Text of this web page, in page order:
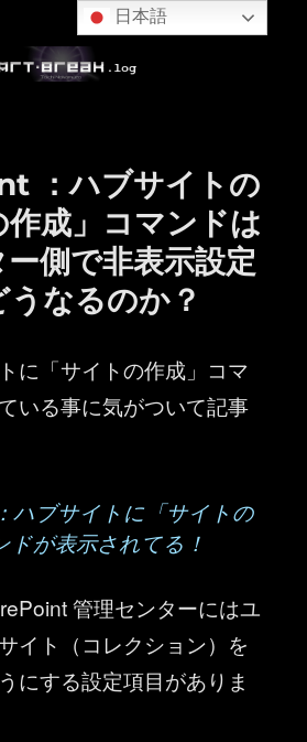
：ハブサイトの
作成」コマンドは
側で非表示設定
なるのか？
に「サイトの作成」コマ
いる事に気がついて記事
：ハブサイトに「サイトの
ドが表示されてる！
管理センターにはユ
イト（コレクション）を
にする設定項目がありま
日本語